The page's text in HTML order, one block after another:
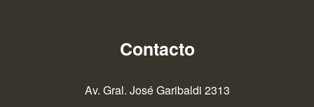
Contacto
Av. Gral. José Garibaldi 2313